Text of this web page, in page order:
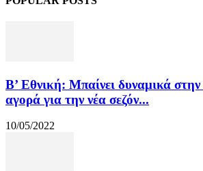
Β’ Εθνική: Μπαίνει δυναμικά
αγορά για την νέα σεζόν...
10/05/2022